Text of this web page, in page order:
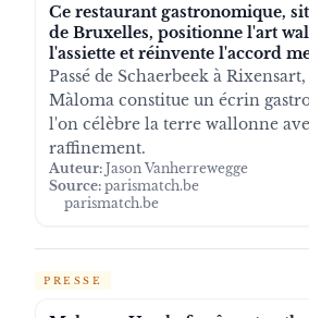
Ce restaurant gastronomique,
de Bruxelles, positionne l'art
l'assiette et réinvente l'accord
Passé de Schaerbeek à
Màloma constitue un écrin
l'on célèbre la terre wallonne
raffinement.
Auteur: Jason Vanherrewegge
Source: parismatch.be
parismatch.be
PRESSE